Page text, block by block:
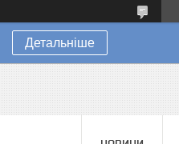
Детальніше